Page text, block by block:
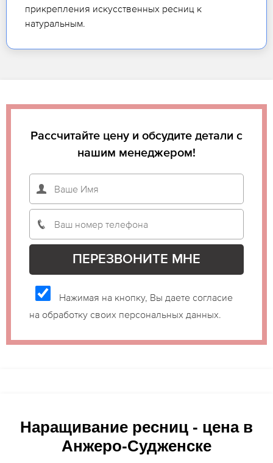
прикрепления искусственных ресниц к
натуральным.
Рассчитайте цену и обсудите детали с
нашим менеджером!
Нажимая на кнопку, Вы даете согласие
на обработку своих персональных данных.
Наращивание ресниц - цена в
Анжеро-Судженске